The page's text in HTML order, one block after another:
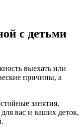
с детьми
выехать или
причины, а
занятия,
вас и ваших деток,